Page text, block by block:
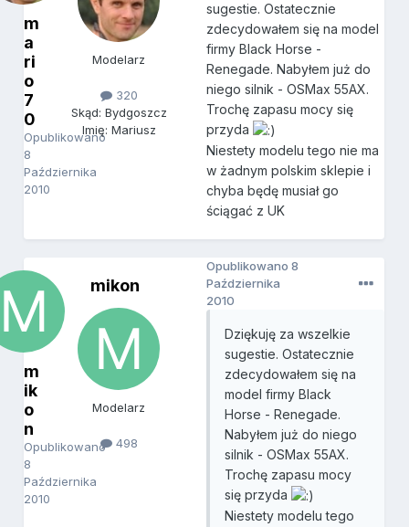
m
a
ri
o
7
0
Opublikowano
8
Października
2010
Modelarz
320
Skąd: Bydgoszcz
Imię: Mariusz
sugestie. Ostatecznie
zdecydowałem się na model
firmy Black Horse -
Renegade. Nabyłem już do
niego silnik - OSMax 55AX.
Trochę zapasu mocy się
przyda
Niestety modelu tego nie ma
w żadnym polskim sklepie i
chyba będę musiał go
ściągać z UK
m
ik
o
n
Opublikowano
8
Października
2010
mikon
Modelarz
498
Opublikowano8
Października
2010
Dziękuję za wszelkie
sugestie. Ostatecznie
zdecydowałem się na
model firmy Black
Horse - Renegade.
Nabyłem już do niego
silnik - OSMax 55AX.
Trochę zapasu mocy
się przyda
Niestety modelu tego